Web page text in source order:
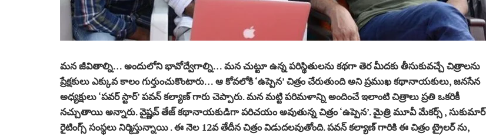
మన జీవితాల్ని… అందులోని భావోద్వేగాల్ని… మన చుట్టూ ఉన్న పరిస్థితులను కథగా తెర మీదకు తీసుకువచ్చే చిత్రాలను
ప్రేక్షకులు ఎక్కువ కాలం గుర్తుంచుకొంటారు… ఆ కోవలోకి ‘ఉప్పెన’ చిత్రం చేరుతుంది అని ప్రముఖ కథానాయకులు, జనసేన
అధ్యక్షులు ‘పవర్ స్టార్’ పవన్ కల్యాణ్ గారు చెప్పారు. మన మట్టి పరిమళాన్ని అందించే ఇలాంటి చిత్రాలు ప్రతి ఒకరికీ
నచ్చుతాయి అన్నారు. వైష్ణవ్ తేజ్ కథానాయకుడిగా పరిచయం అవుతున్న చిత్రం ‘ఉప్పెన’. మైత్రి మూవీ మేకర్స్ , సుకుమార్
రైటింగ్స్ సంస్థలు నిర్మిస్తున్నాయి . ఈ నెల 12వ తేదీన చిత్రం విడుదలవుతోంది. పవన్ కల్యాణ్ గారికి ఈ చిత్రం ట్రైలర్ ను,